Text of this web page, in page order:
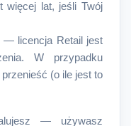
więcej lat, jeśli Twój
— licencja Retail jest
W przypadku
(o ile jest to
— używasz